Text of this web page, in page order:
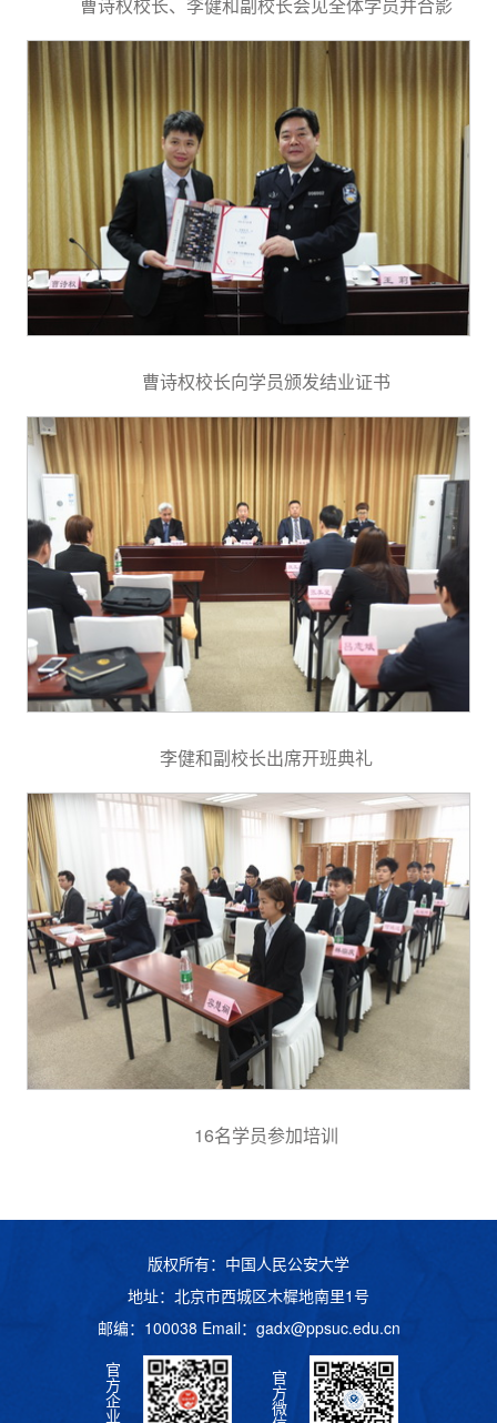
曹诗权校长向学员颁发结业证书
李健和副校长出席开班典礼
16名学员参加培训
版权所有：中国人民公安大学
地址：北京市西城区木樨地南里1号
邮编：100038 Email： gadx@ppsuc.edu.cn
官
方
企
业
官
方
微